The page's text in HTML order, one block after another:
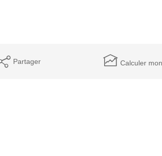
Partager Calculer